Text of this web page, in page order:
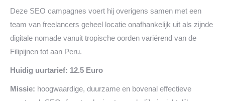
Deze SEO campagnes voert hij overigens samen met een
team van freelancers geheel locatie onafhankelijk uit als zijnde
digitale nomade vanuit tropische oorden variërend van de
Filipijnen tot aan Peru.
Huidig uurtarief: 12.5 Euro
Missie: hoogwaardige, duurzame en bovenal effectieve